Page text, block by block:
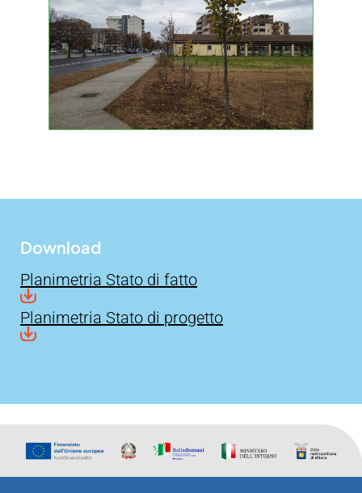
Download
Planimetria Stato di fatto
Planimetria Stato di progetto